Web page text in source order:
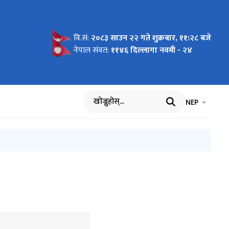
८२
सूचना
।
।
शुरुमा
वि.सं: २०८३ साउन २२ गते शुक्रबार, ११:२८ बजे
नेपाल संवत: ११४६ दिल्लागा नवमी - २४
खोज्नुहोस् भाषा चयन
NEP